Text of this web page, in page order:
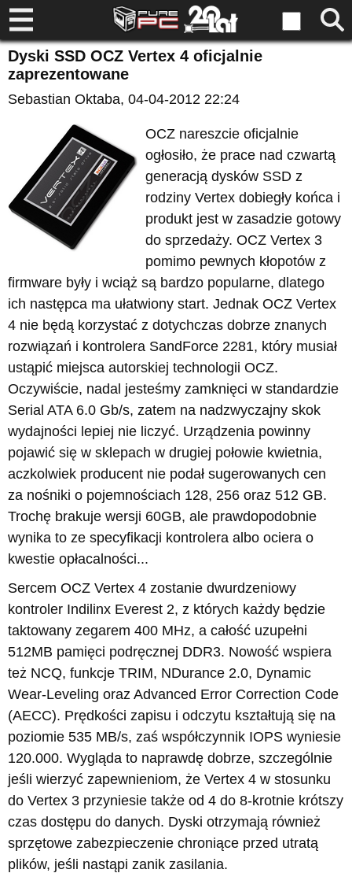
Dyski SSD OCZ Vertex 4 oficjalnie
zaprezentowane
Sebastian Oktaba, 04-04-2012 22:24
OCZ nareszcie oficjalnie
ogłosiło, że prace nad czwartą
generacją dysków SSD z
rodziny Vertex dobiegły końca i
produkt jest w zasadzie gotowy
do sprzedaży. OCZ Vertex 3
pomimo pewnych kłopotów z
firmware były i wciąż są bardzo popularne, dlatego
ich następca ma ułatwiony start. Jednak OCZ Vertex
4 nie będą korzystać z dotychczas dobrze znanych
rozwiązań i kontrolera SandForce 2281, który musiał
ustąpić miejsca autorskiej technologii OCZ.
Oczywiście, nadal jesteśmy zamknięci w standardzie
Serial ATA 6.0 Gb/s, zatem na nadzwyczajny skok
wydajności lepiej nie liczyć. Urządzenia powinny
pojawić się w sklepach w drugiej połowie kwietnia,
aczkolwiek producent nie podał sugerowanych cen
za nośniki o pojemnościach 128, 256 oraz 512 GB.
Trochę brakuje wersji 60GB, ale prawdopodobnie
wynika to ze specyfikacji kontrolera albo ociera o
kwestie opłacalności...
Sercem OCZ Vertex 4 zostanie dwurdzeniowy
kontroler Indilinx Everest 2, z których każdy będzie
taktowany zegarem 400 MHz, a całość uzupełni
512MB pamięci podręcznej DDR3. Nowość wspiera
też NCQ, funkcje TRIM, NDurance 2.0, Dynamic
Wear-Leveling oraz Advanced Error Correction Code
(AECC). Prędkości zapisu i odczytu kształtują się na
poziomie 535 MB/s, zaś współczynnik IOPS wyniesie
120.000. Wygląda to naprawdę dobrze, szczególnie
jeśli wierzyć zapewnieniom, że Vertex 4 w stosunku
do Vertex 3 przyniesie także od 4 do 8-krotnie krótszy
czas dostępu do danych. Dyski otrzymają również
sprzętowe zabezpieczenie chroniące przed utratą
plików, jeśli nastąpi zanik zasilania.